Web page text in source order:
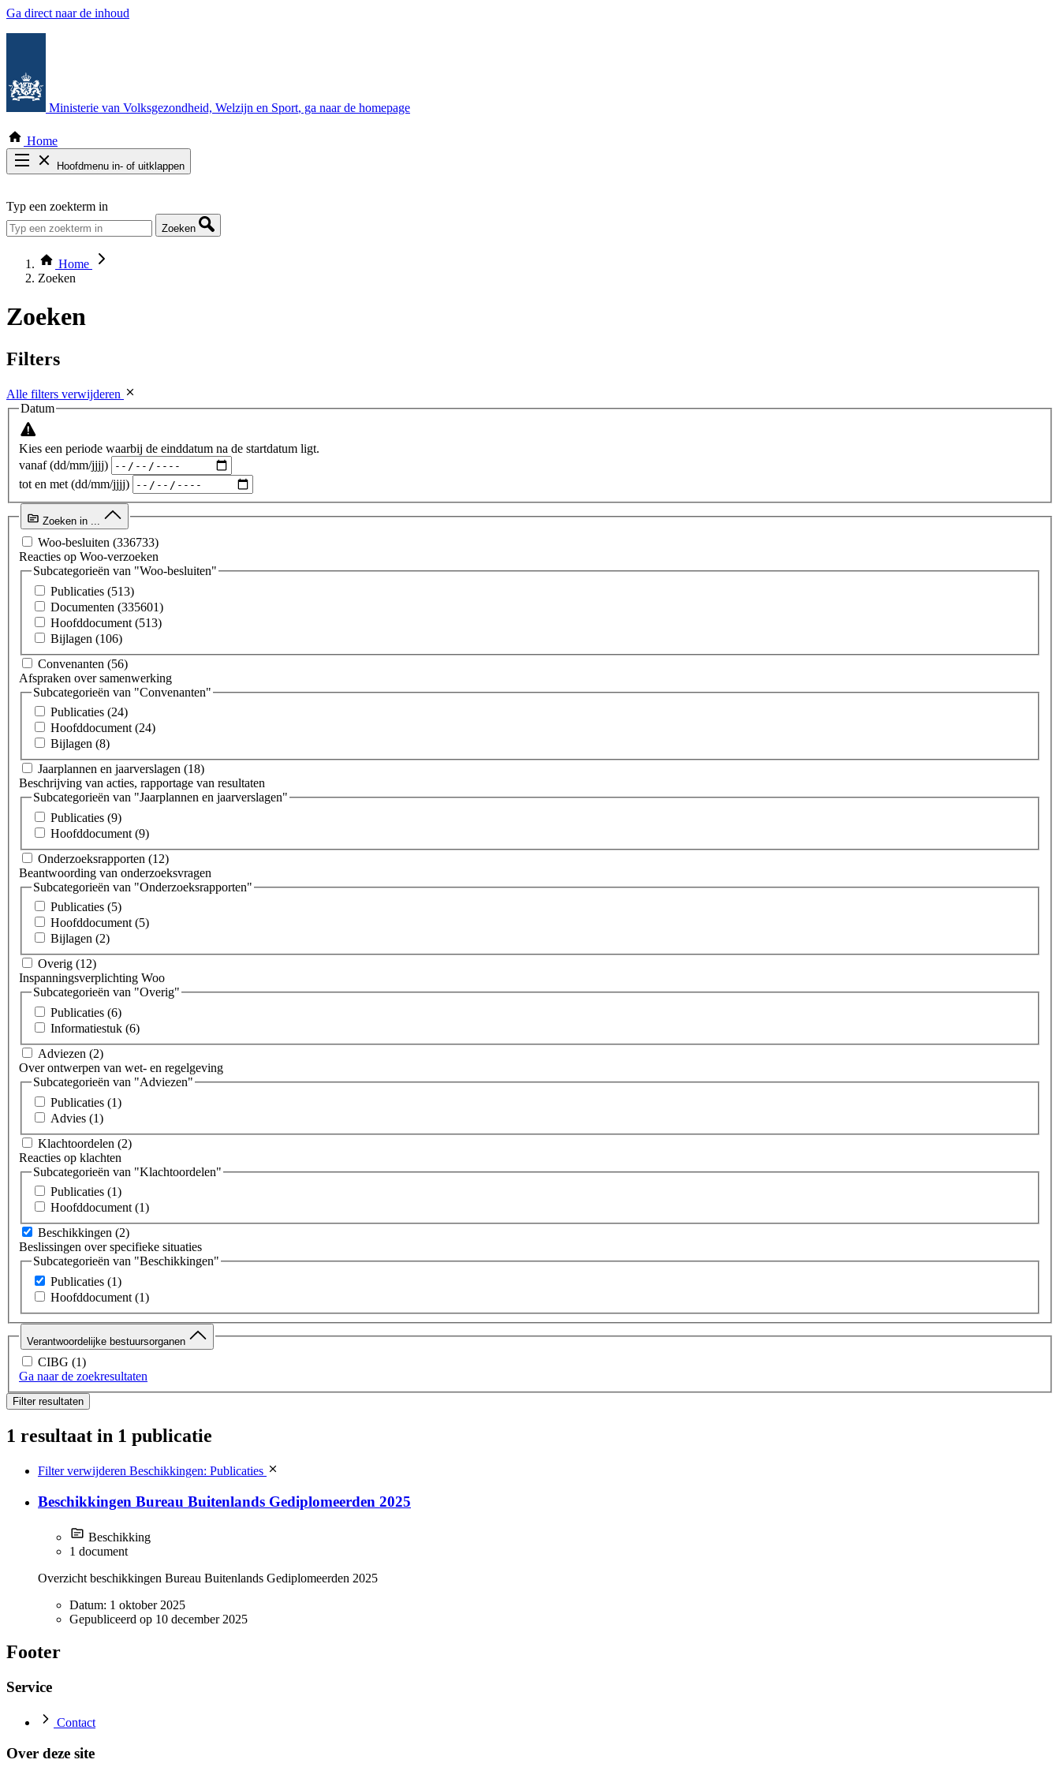
Ga direct naar de inhoud
Ministerie van Volksgezondheid, Welzijn en Sport, ga naar de homepage
Home
Hoofdmenu in- of uitklappen
Thema COVID-19
Bekijk per bestuursorgaan
Typ een zoekterm in
Zoeken
Home
Zoeken
Zoeken
Filters
Alle filters verwijderen
Datum
Kies een periode waarbij de einddatum na de startdatum ligt.
vanaf (dd/mm/jjjj)
tot en met (dd/mm/jjjj)
Zoeken in ...
Woo-besluiten (336733)
Reacties op Woo-verzoeken
Subcategorieën van "Woo-besluiten"
Publicaties (513)
Documenten (335601)
Hoofddocument (513)
Bijlagen (106)
Convenanten (56)
Afspraken over samenwerking
Subcategorieën van "Convenanten"
Publicaties (24)
Hoofddocument (24)
Bijlagen (8)
Jaarplannen en jaarverslagen (18)
Beschrijving van acties, rapportage van resultaten
Subcategorieën van "Jaarplannen en jaarverslagen"
Publicaties (9)
Hoofddocument (9)
Onderzoeksrapporten (12)
Beantwoording van onderzoeksvragen
Subcategorieën van "Onderzoeksrapporten"
Publicaties (5)
Hoofddocument (5)
Bijlagen (2)
Overig (12)
Inspanningsverplichting Woo
Subcategorieën van "Overig"
Publicaties (6)
Informatiestuk (6)
Adviezen (2)
Over ontwerpen van wet- en regelgeving
Subcategorieën van "Adviezen"
Publicaties (1)
Advies (1)
Klachtoordelen (2)
Reacties op klachten
Subcategorieën van "Klachtoordelen"
Publicaties (1)
Hoofddocument (1)
Beschikkingen (2)
Beslissingen over specifieke situaties
Subcategorieën van "Beschikkingen"
Publicaties (1)
Hoofddocument (1)
Verantwoordelijke bestuursorganen
CIBG (1)
Ga naar de zoekresultaten
Filter resultaten
1 resultaat in 1 publicatie
Filter verwijderen Beschikkingen: Publicaties
Beschikkingen Bureau Buitenlands Gediplomeerden 2025
Beschikking
1 document
Overzicht beschikkingen Bureau Buitenlands Gediplomeerden 2025
Datum: 1 oktober 2025
Gepubliceerd op 10 december 2025
Footer
Service
Contact
Over deze site